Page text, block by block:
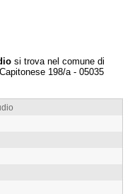
si trova nel comune di
198/a- 05035